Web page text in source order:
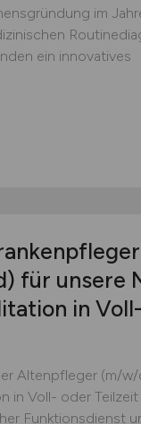
im
ein innovatives
für unsere
in
Altenpfleger (m/
in Voll- oder
Funktionsdienst